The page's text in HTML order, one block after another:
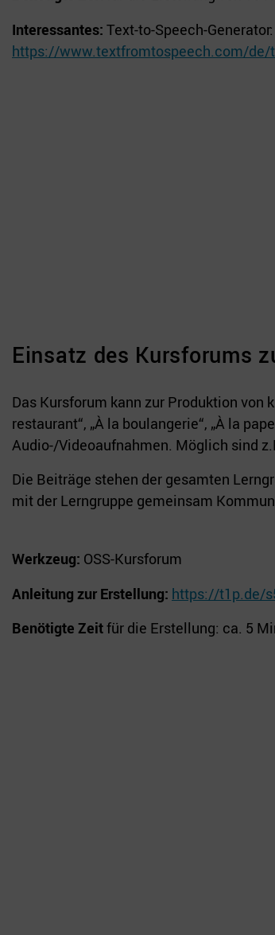
Interessantes: Text-to-Speech-Generator:
https://www.textfromtospeech.com/de/
Einsatz des Kursforums
Das Kursforum kann zur Produktion
restaurant“, „À la boulangerie“, „À la
Audio-/Videoaufnahmen. Möglich sind
Die Beiträge stehen der gesamten
mit der Lerngruppe gemeinsam
Werkzeug: OSS-Kursforum
Anleitung zur Erstellung: https://t1p.de/
Benötigte Zeitfür die Erstellung: ca. 5